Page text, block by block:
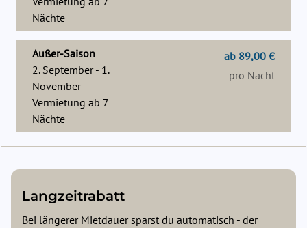
Nächte
Außer-Saison
2. September - 1.
November
Vermietung ab 7
Nächte
ab 89,00 €
pro Nacht
Langzeitrabatt
Bei längerer Mietdauer sparst du automatisch - der